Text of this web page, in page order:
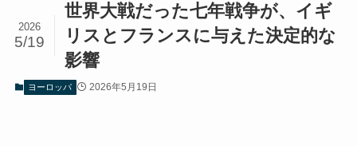
世界大戦だった七年戦争が、イギ
リスとフランスに与えた決定的な
影響
2026
5/19
ヨーロッパ 2026年5月19日